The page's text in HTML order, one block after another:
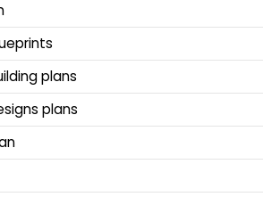
plans
plans